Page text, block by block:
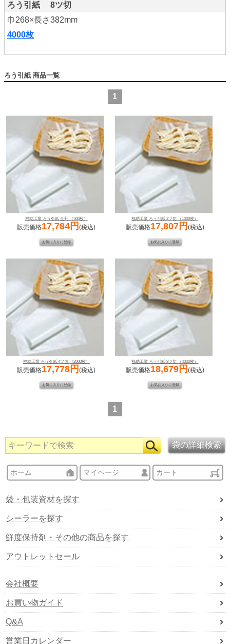
ろう引紙 8ツ切
巾268×長さ382mm
4000枚
ろう引紙
1
福助工業 ろう引紙 全判 （500枚）
販売価格17,784円(税込)
福助工業 ろう引紙 2ツ切 （1000枚）
販売価格17,807円 (税込)
福助工業 ろう引紙 4ツ切 （2000枚）
販売価格17,778円(税込)
福助工業 ろう引紙 8ツ切 （4000枚）
販売価格18,679円 (税込)
1
ホーム マイページ カート
袋・包装資材を探す
シーラーを探す
鮮度保持剤・その他の商品を探す
アウトレットセール
会社概要
お買い物ガイド
Q&A
営業日カレンダー